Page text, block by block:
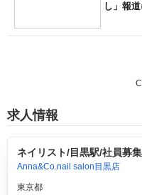
し」報
求人情報
ネイリスト/目黒駅/社員募
Anna&Co.nail salon目黒店
東京都